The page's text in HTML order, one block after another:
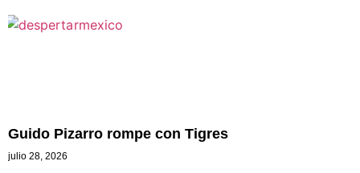
Guido Pizarro rompe con Tigres
julio 28, 2026